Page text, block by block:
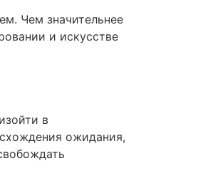
Чем значительнее
и искусстве
в
ожидания,